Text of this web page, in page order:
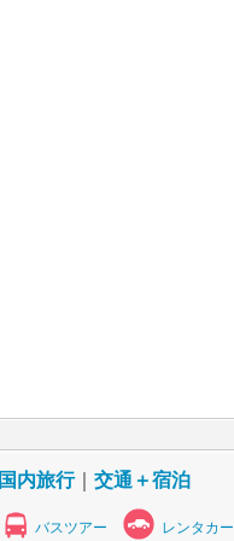
国内旅行｜ 交通＋宿泊
バスツアー レンタカー